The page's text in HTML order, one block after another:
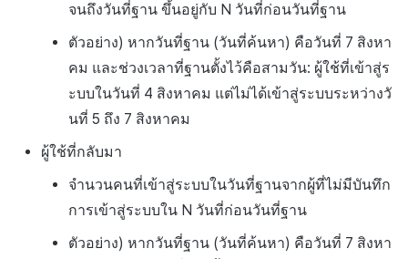
จนถึงวันที่ฐาน ขึ้นอยู่กับ N วันที่ก่อนวันที่ฐาน
ตัวอย่าง) หากวันที่ฐาน (วันที่ค้นหา) คือวันที่ 7 สิงหา
คม และช่วงเวลาที่ฐานตั้งไว้คือสามวัน: ผู้ใช้ที่เข้าสู่ร
ะบบในวันที่ 4 สิงหาคม แต่ไม่ได้เข้าสู่ระบบระหว่างวั
นที่ 5 ถึง 7 สิงหาคม
ผู้ใช้ที่กลับมา
จำนวนคนที่เข้าสู่ระบบในวันที่ฐานจากผู้ที่ไม่มีบันทึก
การเข้าสู่ระบบใน N วันที่ก่อนวันที่ฐาน
ตัวอย่าง) หากวันที่ฐาน (วันที่ค้นหา) คือวันที่ 7 สิงหา